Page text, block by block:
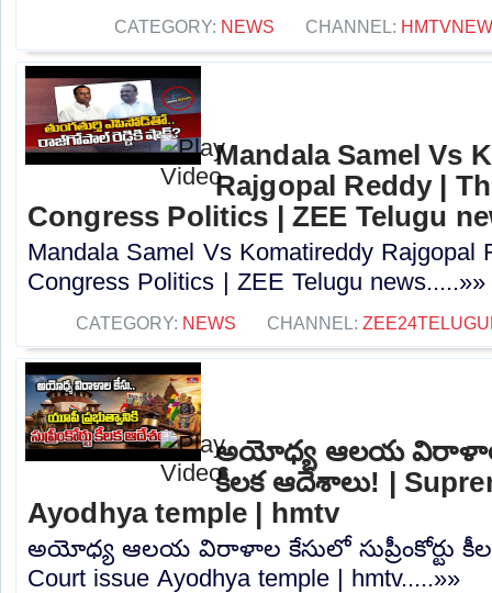
CATEGORY: NEWS CHANNEL:
Mandala Samel Vs
Rajgopal Reddy |
Congress Politics | ZEE Telugu
Mandala Samel Vs Komatireddy Rajgopal
Congress Politics | ZEE Telugu news.....»»
CATEGORY: NEWS CHANNEL:
అయోధ్య ఆలయ విరాళాల
కీలక ఆదేశాలు! |
Ayodhya temple | hmtv
అయోధ్య ఆలయ విరాళాల కేసులో సుప్రీంకోర్టు
Court issue Ayodhya temple | hmtv.....»»